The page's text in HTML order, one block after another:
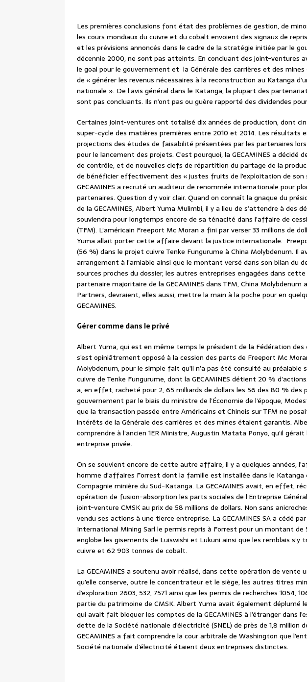
Les premières conclusions font état des problèmes de gestion, de
les cours mondiaux du cuivre et du cobalt envoient des signaux de
et les prévisions annoncés dans le cadre de la stratégie initiée par le
décennie 2000, ne sont pas atteints. En concluant des joint-ventures
le goal pour le gouvernement et la Générale des carrières et des
de « générer les revenus nécessaires à la reconstruction au Katanga
nationale ». De l’avis général dans le Katanga, la plupart des
sont pas concluants. Ils n’ont pas ou guère rapporté des dividendes
Certaines joint-ventures ont totalisé dix années de production, dont
super-cycle des matières premières entre 2010 et 2014. Les résultats
projections des études de faisabilité présentées par les partenaires
pour le lancement des projets. C’est pourquoi, la GECAMINES a décidé
de contrôle, et de nouvelles clefs de répartition du partage de la
de bénéficier effectivement des « justes fruits de l’exploitation de son
GECAMINES a recruté un auditeur de renommée internationale pour
partenaires. Question d’y voir clair. Quand on connaît la gnaque du
de la GECAMINES, Albert Yuma Mulimbi, il y a lieu de s’attendre à des
souviendra pour longtemps encore de sa ténacité dans l’affaire de
(TFM). L’américain Freeport Mc Moran a fini par verser 33 millions de
Yuma allait porter cette affaire devant la justice internationale.
(56 %) dans le projet cuivre Tenke Fungurume à China Molybdenum. Il
arrangement à l’amiable ainsi que le montant versé dans son bilan du
sources proches du dossier, les autres entreprises engagées dans
partenaire majoritaire de la GECAMINES dans TFM, China Molybdenum
Partners, devraient, elles aussi, mettre la main à la poche pour en
GECAMINES.
Gérer comme dans le privé
Albert Yuma, qui est en même temps le président de la Fédération des
s’est opiniâtrement opposé à la cession des parts de Freeport Mc
Molybdenum, pour le simple fait qu’il n’a pas été consulté au préalable
cuivre de Tenke Fungurume, dont la GECAMINES détient 20 %
a, en effet, racheté pour 2, 65 milliards de dollars les 56 des 80 % des
gouvernement par le biais du ministre de l’Économie de l’époque,
que la transaction passée entre Américains et Chinois sur TFM ne
intérêts de la Générale des carrières et des mines étaient garantis.
comprendre à l’ancien 1ER Ministre, Augustin Matata Ponyo, qu’il gérait
entreprise privée.
On se souvient encore de cette autre affaire, il y a quelques années,
homme d’affaires Forrest dont la famille est installée dans le Katanga
Compagnie minière du Sud-Katanga. La GECAMINES avait, en effet,
opération de fusion-absorption les parts sociales de l’Entreprise
joint-venture CMSK au prix de 58 millions de dollars. Non sans
vendu ses actions à une tierce entreprise. La GECAMINES SA a cédé
International Mining Sarl le permis repris à Forrest pour un montant de
englobe les gisements de Luiswishi et Lukuni ainsi que les remblais
cuivre et 62 903 tonnes de cobalt.
La GECAMINES a soutenu avoir réalisé, dans cette opération de vente
qu’elle conserve, outre le concentrateur et le siège, les autres titres
d’exploration 2603, 532, 7571 ainsi que les permis de recherches 1054,
partie du patrimoine de CMSK. Albert Yuma avait également déplumé
qui avait fait bloquer les comptes de la GECAMINES à l’étranger dans
dette de la Société nationale d’électricité (SNEL) de près de 1,8 million
GECAMINES a fait comprendre la cour arbitrale de Washington que
Société nationale d’électricité étaient deux entreprises distinctes.